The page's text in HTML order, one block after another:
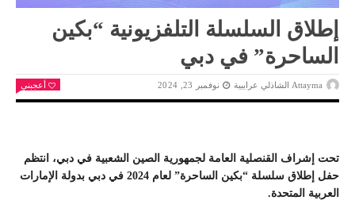
إطلاق السلسلة التلفزيونية “بكين
الساحرة” في دبي
Attayma الشاذلي عرايبية نوفمبر 23, 2024 أعجبني
تحت إشراف القنصلية العامة لجمهورية الصين الشعبية في دبي، انتظم
حفل إطلاق سلسلة “بكين الساحرة” لعام 2024 في دبي بدولة الإمارات
العربية المتحدة.